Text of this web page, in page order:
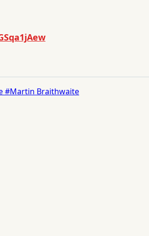
#Martin Braithwaite